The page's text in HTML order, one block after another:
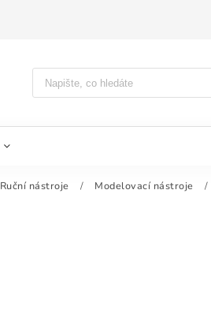
Ruční nástroje / Modelovací nástroje /